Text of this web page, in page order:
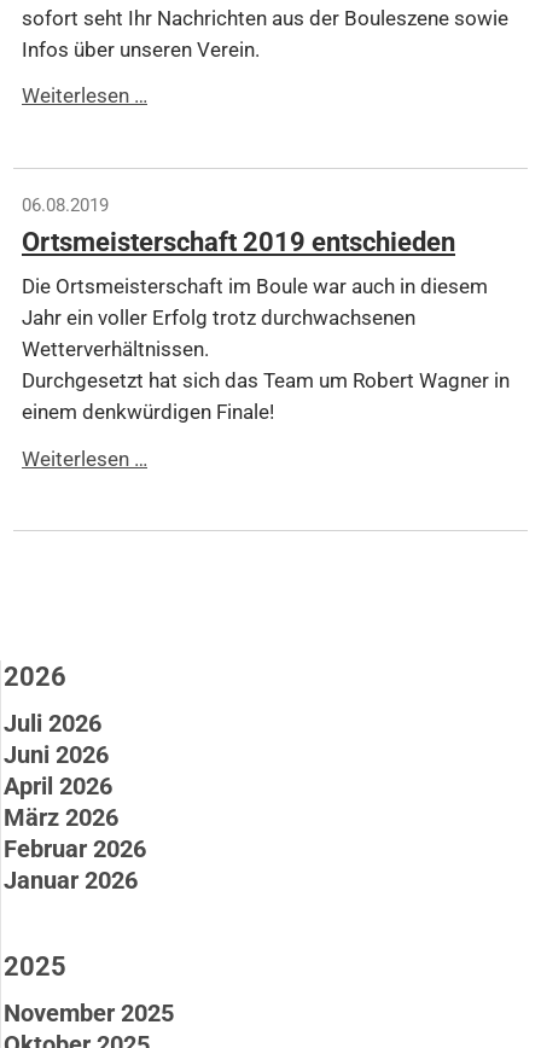
sofort seht Ihr Nachrichten aus der Bouleszene sowie
Infos über unseren Verein.
Weiterlesen …
06.08.2019
Ortsmeisterschaft 2019 entschieden
Die Ortsmeisterschaft im Boule war auch in diesem
Jahr ein voller Erfolg trotz durchwachsenen
Wetterverhältnissen.
Durchgesetzt hat sich das Team um Robert Wagner in
einem denkwürdigen Finale!
Weiterlesen …
2026
Juli 2026
Juni 2026
April 2026
März 2026
Februar 2026
Januar 2026
2025
November 2025